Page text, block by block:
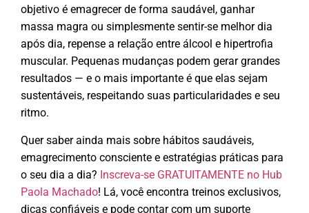
objetivo é emagrecer de forma saudável, ganhar
massa magra ou simplesmente sentir-se melhor dia
após dia, repense a relação entre álcool e hipertrofia
muscular. Pequenas mudanças podem gerar grandes
resultados — e o mais importante é que elas sejam
sustentáveis, respeitando suas particularidades e seu
ritmo.
Quer saber ainda mais sobre hábitos saudáveis,
emagrecimento consciente e estratégias práticas para
o seu dia a dia? Inscreva-se GRATUITAMENTE no Hub
Paola Machado! Lá, você encontra treinos exclusivos,
dicas confiáveis e pode contar com um suporte